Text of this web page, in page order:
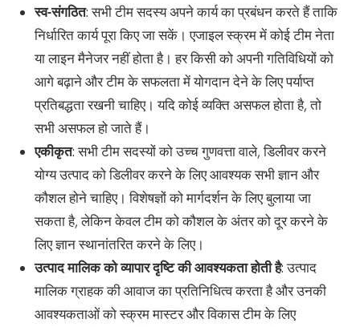
स्व-संगठित: सभी टीम सदस्य अपने कार्य का प्रबंधन करते हैं ताकि
निर्धारित कार्य पूरा किए जा सकें। एजाइल स्क्रम में कोई टीम नेता
या लाइन मैनेजर नहीं होता है। हर किसी को अपनी गतिविधियों को
आगे बढ़ाने और टीम के सफलता में योगदान देने के लिए पर्याप्त
प्रतिबद्धता रखनी चाहिए। यदि कोई व्यक्ति असफल होता है, तो
सभी असफल हो जाते हैं।
एकीकृत: सभी टीम सदस्यों को उच्च गुणवत्ता वाले, डिलीवर करने
योग्य उत्पाद को डिलीवर करने के लिए आवश्यक सभी ज्ञान और
कौशल होने चाहिए। विशेषज्ञों को मार्गदर्शन के लिए बुलाया जा
सकता है, लेकिन केवल टीम को कौशल के अंतर को दूर करने के
लिए ज्ञान स्थानांतरित करने के लिए।
उत्पाद मालिक को व्यापार दृष्टि की आवश्यकता होती है: उत्पाद
मालिक ग्राहक की आवाज का प्रतिनिधित्व करता है और उनकी
आवश्यकताओं को स्क्रम मास्टर और विकास टीम के लिए